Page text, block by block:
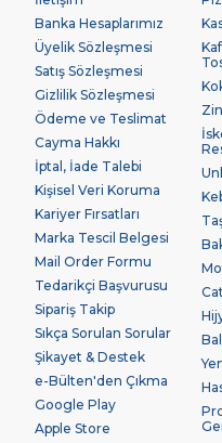
Banka Hesaplarımız
Üyelik Sözleşmesi
Satış Sözleşmesi
Gizlilik Sözleşmesi
Ödeme ve Teslimat
Cayma Hakkı
İptal, İade Talebi
Kişisel Veri Koruma
Kariyer Fırsatları
Marka Tescil Belgesi
Mail Order Formu
Tedarikçi Başvurusu
Sipariş Takip
Sıkça Sorulan Sorular
Şikayet & Destek
e-Bülten'den Çıkma
Google Play
Apple Store